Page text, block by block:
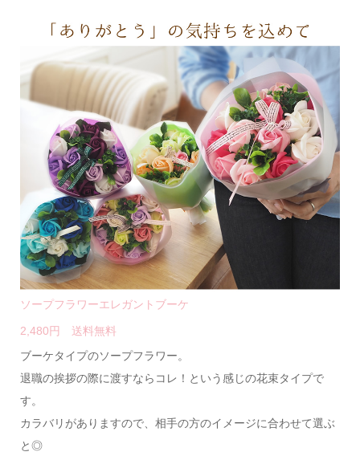
ソープフラワーエレガントブーケ
2,480円 送料無料
ブーケタイプのソープフラワー。
退職の挨拶の際に渡すならコレ！という感じの花束タイプで
す。
カラバリがありますので、相手の方のイメージに合わせて選ぶ
と◎